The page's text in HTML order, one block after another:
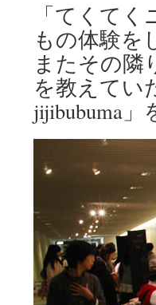
「てくて
もの体験を
またその隣
を教えてい
jijibubuma